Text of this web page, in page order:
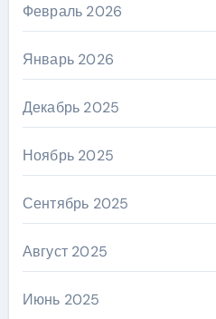
Февраль 2026
Январь 2026
Декабрь 2025
Ноябрь 2025
Сентябрь 2025
Август 2025
Июнь 2025